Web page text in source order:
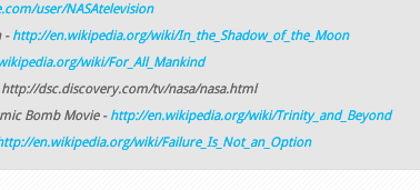
user/NASAtelevision
- http://en.wikipedia.org/wiki/In_the_Shadow_of_the_Moon
wiki/For_All_Mankind
http://dsc.discovery.com/tv/nasa/nasa.html
Bomb Movie - http://en.wikipedia.org/wiki/Trinity_and_Beyond
en.wikipedia.org/wiki/Failure_Is_Not_an_Option